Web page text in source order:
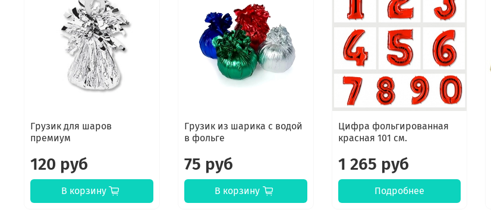
Грузик для шаров
премиум
120 руб
В корзину
Грузик из шарика с водой
в фольге
75 руб
В корзину
Цифра фольгированная
красная 101 см.
1 265 руб
Подробнее